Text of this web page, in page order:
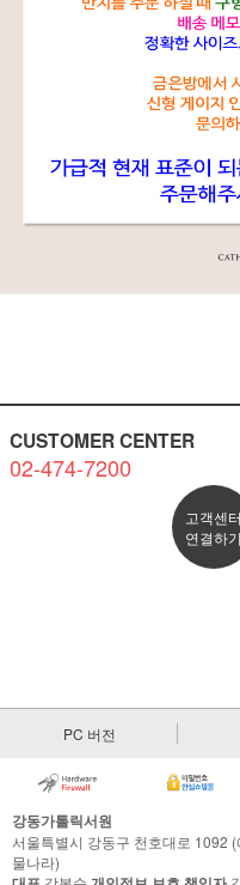
CUSTOMER CENTER
02-474-7200
고객센터
연결하기
PC 버전
강동가톨릭서원
서울특별시 강동구 천호대로 1092
물나라)